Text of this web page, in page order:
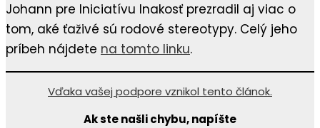
Johann pre Iniciatívu Inakosť prezradil aj viac o
tom, aké ťaživé sú rodové stereotypy. Celý jeho
príbeh nájdete na tomto linku.
Vďaka vašej podpore vznikol tento článok.
Ak ste našli chybu, napíšte